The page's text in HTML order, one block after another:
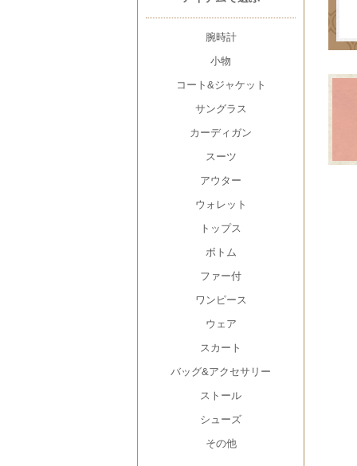
腕時計
小物
コート&ジャケット
サングラス
カーディガン
スーツ
アウター
ウォレット
トップス
ボトム
ファー付
ワンピース
ウェア
スカート
バッグ&アクセサリー
ストール
シューズ
その他